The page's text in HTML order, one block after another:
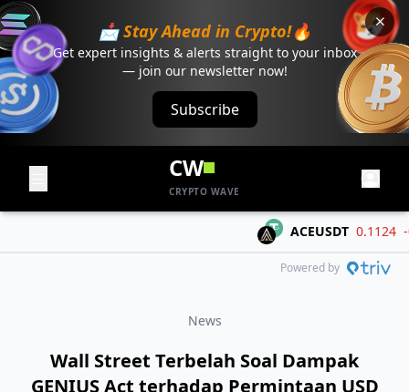
📩 Stay Ahead in Crypto!🔥
Get expert insights & alerts straight to your inbox
— join our newsletter now!
Subscribe
CW
CRYPTO WAVE
ACEUSDT 0.1124 -
Powered by
News
Wall Street Terbelah Soal Dampak
GENIUS Act terhadap Permintaan USD